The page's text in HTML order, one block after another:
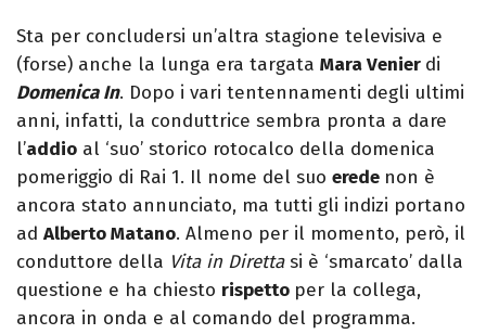
Pixar).
Sta per concludersi un’altra stagione televisiva e
(forse) anche la lunga era targata Mara Venier di
Domenica In. Dopo i vari tentennamenti degli ultimi
anni, infatti, la conduttrice sembra pronta a dare
l’addio al ‘suo’ storico rotocalco della domenica
pomeriggio di Rai 1. Il nome del suo erede non è
ancora stato annunciato, ma tutti gli indizi portano
ad Alberto Matano. Almeno per il momento, però, il
conduttore della Vita in Direttasi è ‘smarcato’ dalla
questione e ha chiesto rispetto per la collega,
ancora in onda e al comando del programma.